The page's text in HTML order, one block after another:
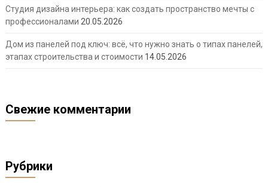
Студия дизайна интерьера: как создать пространство мечты с
профессионалами 20.05.2026
Дом из панелей под ключ: всё, что нужно знать о типах панелей,
этапах строительства и стоимости 14.05.2026
Свежие комментарии
Рубрики